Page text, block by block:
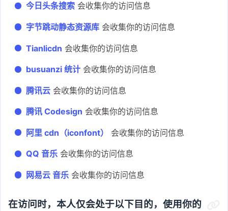
今日头条搜索 会收集你的访问信息
字节跳动静态资源库 会收集你的访问信息
Tianlicdn 会收集你的访问信息
busuanzi 统计 会收集你的访问信息
腾讯云 会收集你的访问信息
腾讯 Codesign 会收集你的访问信息
阿里 cdn（iconfont） 会收集你的访问信息
QQ 音乐 会收集你的访问信息
网易云 音乐 会收集你的访问信息
在访问时，本人仅会处于以下目的，使用你的